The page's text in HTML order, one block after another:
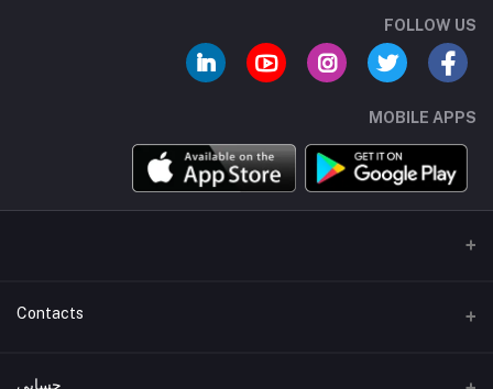
FOLLOW US
MOBILE APPS
Contacts
عنوان حسابي